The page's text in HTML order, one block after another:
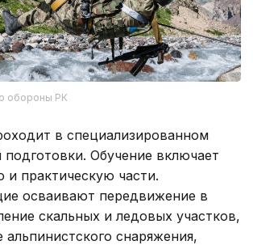
обороны РК
в специализированном
подготовки. Обучение включает
и практическую части.
осваивают передвижение в
скальных и ледовых участков,
альпинистского снаряжения,